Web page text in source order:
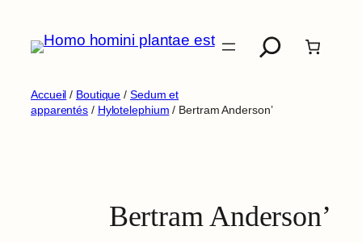
contenu
Accueil / Boutique / Sedum et
apparentés / Hylotelephium / Bertram Anderson’
Bertram Anderson’